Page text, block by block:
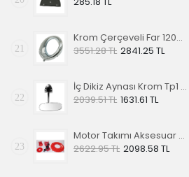
21
Krom Çerçeveli Far 1200 60-67
3551.28 TL 2841.25 TL
22
İç Dikiz Aynası Krom Tp1 58-64
2039.51 TL 1631.61 TL
23
Motor Takımı Aksesuar Kiti Kırmızı
2622.95 TL 2098.58 TL